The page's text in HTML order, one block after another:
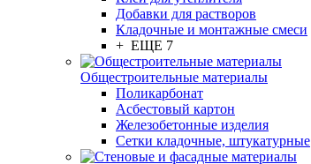
Добавки для растворов
Кладочные и монтажные смеси
+ ЕЩЕ 7
Общестроительные материалы
Поликарбонат
Асбестовый картон
Железобетонные изделия
Сетки кладочные, штукатурные